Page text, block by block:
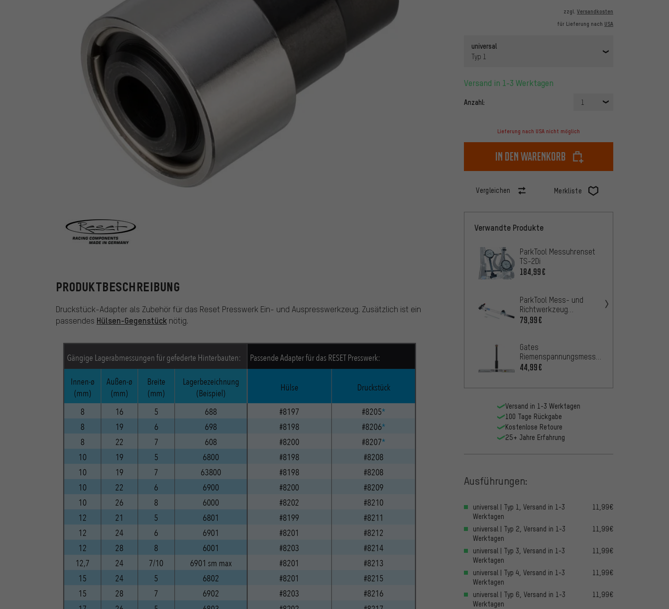
zzgl. Versandkosten
für Lieferung nach USA
universal
Typ 1
Versand in 1-3 Werktagen
Anzahl: 1
Lieferung nach USA nicht möglich
In den Warenkorb
Vergleichen Merkliste
PRODUKTBESCHREIBUNG
Druckstück-Adapter als Zubehör für das Reset Presswerk Ein- und Auspresswerkzeug. Zusätzlich ist ein
passendes Hülsen-Gegenstück nötig.
Verwandte Produkte
ParkTool Messuhrenset
TS-2Di
184,99€
ParkTool Mess- und
Richtwerkzeug
Schaltauge DAG-2.2
79,99€
Gates
Riemenspannungsmesser
Universal Transmissions
44,99€
Versand in 1-3 Werktagen
100 Tage Rückgabe
Kostenlose Retoure
25+ Jahre Erfahrung
Ausführungen:
universal | Typ 1, Versand in 1-3
Werktagen
11,99€
universal | Typ 2, Versand in 1-3
Werktagen
11,99€
universal | Typ 3, Versand in 1-3
Werktagen
11,99€
universal | Typ 4, Versand in 1-3
Werktagen
11,99€
universal | Typ 6, Versand in 1-3
Werktagen
11,99€